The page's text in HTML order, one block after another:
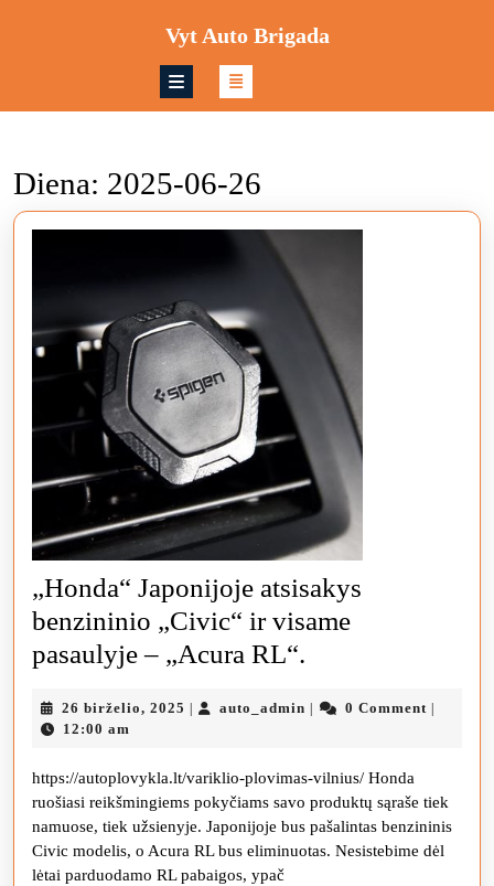
Vyt Auto Brigada
Diena: 2025-06-26
„Honda“ Japonijoje atsisakys
benzininio „Civic“ ir visame
pasaulyje – „Acura RL“.
atsisakys
„Civic“
ir
visame
26 birželio, 2025 26
auto_admin auto_admin
0 Comment
12:00 am
https://autoplovykla.lt/variklio-plovimas-vilnius/ Honda
ruošiasi reikšmingiems pokyčiams savo produktų sąraše tiek
namuose, tiek užsienyje. Japonijoje bus pašalintas benzininis
Civic modelis, o Acura RL bus eliminuotas. Nesistebime dėl
lėtai parduodamo RL pabaigos, ypač